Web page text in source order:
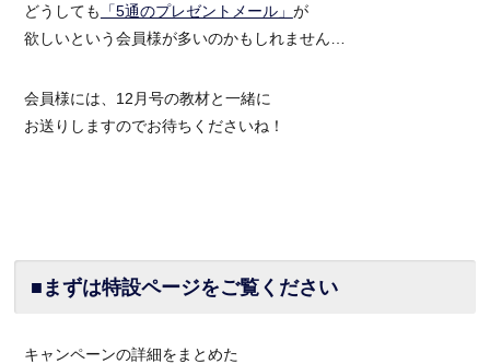
どうしても 「5通のプレゼントメール」 が
欲しいという会員様が多いのかもしれません…
会員様には、12月号の教材と一緒に
お送りしますのでお待ちくださいね！
■まずは特設ページをご覧ください
キャンペーンの詳細をまとめた